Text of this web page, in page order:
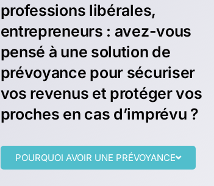
professions libérales,
entrepreneurs : avez-vous
pensé à une solution de
prévoyance pour sécuriser
vos revenus et protéger vos
proches en cas d’imprévu ?
POURQUOI AVOIR UNE PRÉVOYANCE